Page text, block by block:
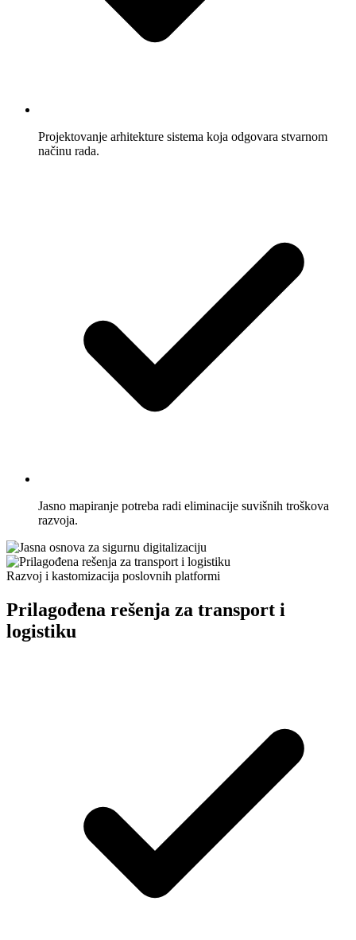
Projektovanje arhitekture sistema koja odgovara stvarnom
načinu rada.
Jasno mapiranje potreba radi eliminacije suvišnih troškova
razvoja.
Razvoj i kastomizacija poslovnih platformi
Prilagođena rešenja za transport i
logistiku